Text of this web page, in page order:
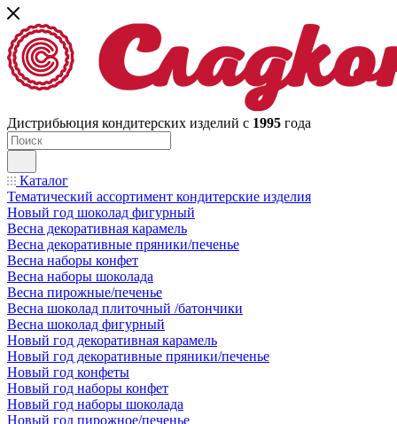
Дистрибьюция кондитерских изделий с 1995 года
Каталог
Тематический ассортимент кондитерские изделия
Новый год шоколад фигурный
Весна декоративная карамель
Весна декоративные пряники/печенье
Весна наборы конфет
Весна наборы шоколада
Весна пирожные/печенье
Весна шоколад плиточный /батончики
Весна шоколад фигурный
Новый год декоративная карамель
Новый год декоративные пряники/печенье
Новый год конфеты
Новый год наборы конфет
Новый год наборы шоколада
Новый год пирожное/печенье